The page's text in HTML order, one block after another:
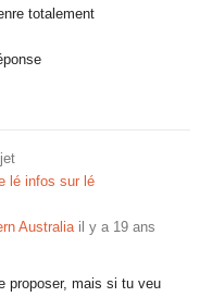
totalement
lé infos sur lé
Australia il y a 19 ans
proposer, mais si tu veu